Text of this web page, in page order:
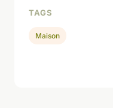
TAGS
Maison